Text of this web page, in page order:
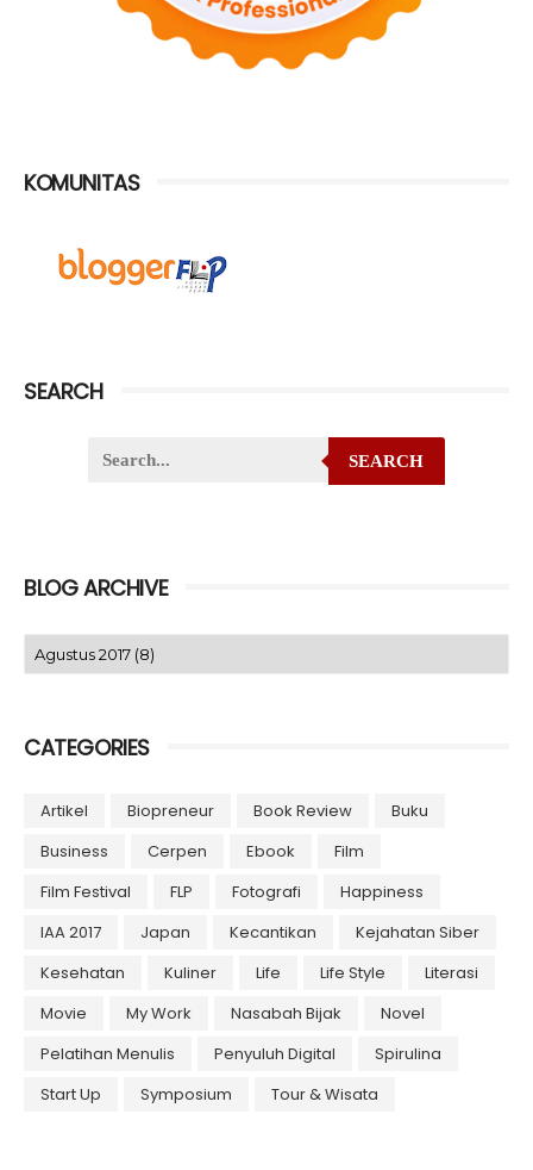
KOMUNITAS
SEARCH
SEARCH
BLOG ARCHIVE
CATEGORIES
Artikel Biopreneur Book Review
Buku
Business
Cerpen Ebook
Film
Film Festival
FLP Fotografi
Happiness
IAA 2017
Japan Kecantikan
Kejahatan Siber
Kesehatan
Kuliner Life Life Style
Literasi
Movie
My Work Nasabah Bijak
Novel
Pelatihan Menulis
Penyuluh Digital
Spirulina
Start Up
Symposium Tour & Wisata